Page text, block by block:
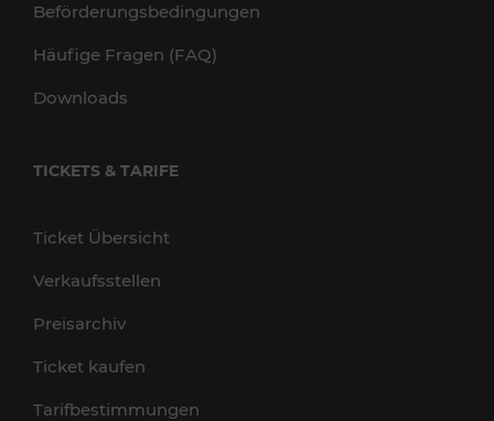
Beförderungsbedingungen
Häufige Fragen (FAQ)
Downloads
TICKETS & TARIFE
Ticket Übersicht
Verkaufsstellen
Preisarchiv
Ticket kaufen
Tarifbestimmungen